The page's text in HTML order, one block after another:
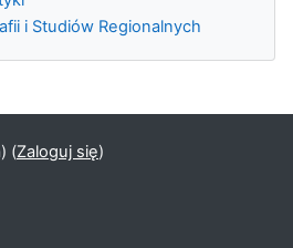
i Studiów Regionalnych
(Zaloguj się)